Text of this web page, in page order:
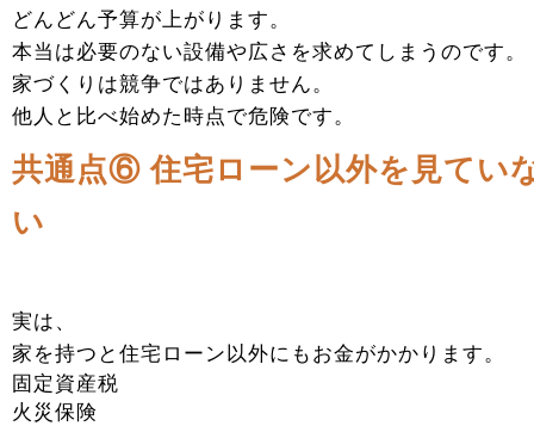
どんどん予算が上がります。
本当は必要のない設備や広さを求めてしまうのです。
家づくりは競争ではありません。
他人と比べ始めた時点で危険です。
共通点⑥ 住宅ローン以外を見てい
い
実は、
家を持つと住宅ローン以外にもお金がかかります。
固定資産税
火災保険